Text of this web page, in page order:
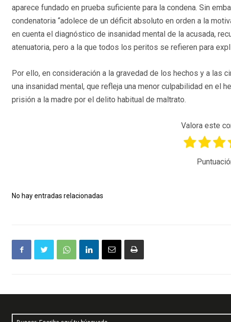
aparece fundado en prueba suficiente para la condena. Sin
condenatoria “adolece de un déficit absoluto en orden a la
en cuenta el diagnóstico de insanidad mental de la acusada,
atenuatoria, pero a la que todos los peritos se refieren para
Por ello, en consideración a la gravedad de los hechos y a las
una insanidad mental, que refleja una menor culpabilidad en el
prisión a la madre por el delito habitual de maltrato.
Valora este
No hay entradas relacionadas